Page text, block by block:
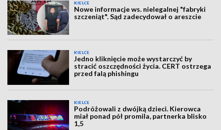
KIELCE
Nowe informacje ws. nielegalnej "fabryki
szczeniąt". Sąd zadecydował o areszcie
KIELCE
Jedno kliknięcie może wystarczyć by
stracić oszczędności życia. CERT ostrzega
przed falą phishingu
KIELCE
Podróżowali z dwójką dzieci. Kierowca
miał ponad pół promila, partnerka blisko
1,5